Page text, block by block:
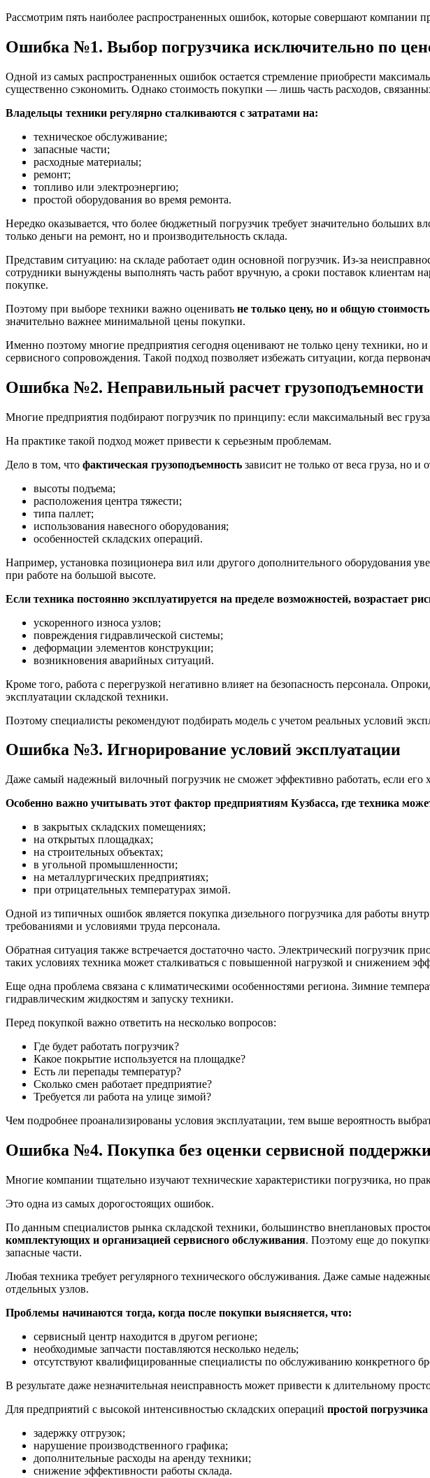
Рассмотрим пять наиболее распространенных ошибок, которые совершают компании
Ошибка №1. Выбор погрузчика исключительно по
Одной из самых распространенных ошибок остается стремление приобрести
существенно сэкономить. Однако стоимость покупки — лишь часть расходов,
Владельцы техники регулярно сталкиваются с затратами на:
техническое обслуживание;
запасные части;
расходные материалы;
ремонт;
топливо или электроэнергию;
простой оборудования во время ремонта.
Нередко оказывается, что более бюджетный погрузчик требует значительно больших
только деньги на ремонт, но и производительность склада.
Представим ситуацию: на складе работает один основной погрузчик. Из-за
сотрудники вынуждены выполнять часть работ вручную, а сроки поставок клиентам
покупке.
Поэтому при выборе техники важно оценивать не только цену, но и общую
значительно важнее минимальной цены покупки.
Именно поэтому многие предприятия сегодня оценивают не только цену техники, но
сервисного сопровождения. Такой подход позволяет избежать ситуации, когда
Ошибка №2. Неправильный расчет грузоподъемности
Многие предприятия подбирают погрузчик по принципу: если максимальный вес
На практике такой подход может привести к серьезным проблемам.
Дело в том, что фактическая грузоподъемность зависит не только от веса груза, но и
высоты подъема;
расположения центра тяжести;
типа паллет;
использования навесного оборудования;
особенностей складских операций.
Например, установка позиционера вил или другого дополнительного оборудования
при работе на большой высоте.
Если техника постоянно эксплуатируется на пределе возможностей, возрастает
ускоренного износа узлов;
повреждения гидравлической системы;
деформации элементов конструкции;
возникновения аварийных ситуаций.
Кроме того, работа с перегрузкой негативно влияет на безопасность персонала.
эксплуатации складской техники.
Поэтому специалисты рекомендуют подбирать модель с учетом реальных условий
Ошибка №3. Игнорирование условий эксплуатации
Даже самый надежный вилочный погрузчик не сможет эффективно работать, если его
Особенно важно учитывать этот фактор предприятиям Кузбасса, где техника
в закрытых складских помещениях;
на открытых площадках;
на строительных объектах;
в угольной промышленности;
на металлургических предприятиях;
при отрицательных температурах зимой.
Одной из типичных ошибок является покупка дизельного погрузчика для работы
требованиями и условиями труда персонала.
Обратная ситуация также встречается достаточно часто. Электрический погрузчик
таких условиях техника может сталкиваться с повышенной нагрузкой и снижением
Еще одна проблема связана с климатическими особенностями региона. Зимние
гидравлическим жидкостям и запуску техники.
Перед покупкой важно ответить на несколько вопросов:
Где будет работать погрузчик?
Какое покрытие используется на площадке?
Есть ли перепады температур?
Сколько смен работает предприятие?
Требуется ли работа на улице зимой?
Чем подробнее проанализированы условия эксплуатации, тем выше вероятность
Ошибка №4. Покупка без оценки сервисной
Многие компании тщательно изучают технические характеристики погрузчика, но
Это одна из самых дорогостоящих ошибок.
По данным специалистов рынка складской техники, большинство внеплановых
комплектующих и организацией сервисного обслуживания. Поэтому еще до
запасные части.
Любая техника требует регулярного технического обслуживания. Даже самые
отдельных узлов.
Проблемы начинаются тогда, когда после покупки выясняется, что:
сервисный центр находится в другом регионе;
необходимые запчасти поставляются несколько недель;
отсутствуют квалифицированные специалисты по обслуживанию конкретного
В результате даже незначительная неисправность может привести к длительному
Для предприятий с высокой интенсивностью складских операций простой погрузчика
задержку отгрузок;
нарушение производственного графика;
дополнительные расходы на аренду техники;
снижение эффективности работы склада.